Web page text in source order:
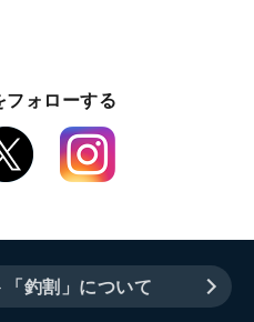
ォローする
釣割」について